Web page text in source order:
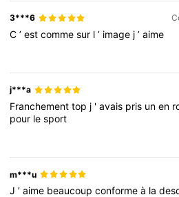
3***6
C’estcommesur l’ image j’aime
j***a
Franchementtop j 'avais pris unen
pour lesport
m***u
J’aime beaucoupconformeà la